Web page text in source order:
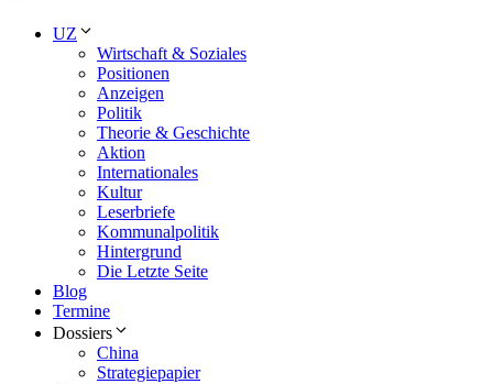
UZ
Wirtschaft & Soziales
Positionen
Anzeigen
Politik
Theorie & Geschichte
Aktion
Internationales
Kultur
Leserbriefe
Kommunalpolitik
Hintergrund
Die Letzte Seite
Blog
Termine
Dossiers
China
Strategiepapier